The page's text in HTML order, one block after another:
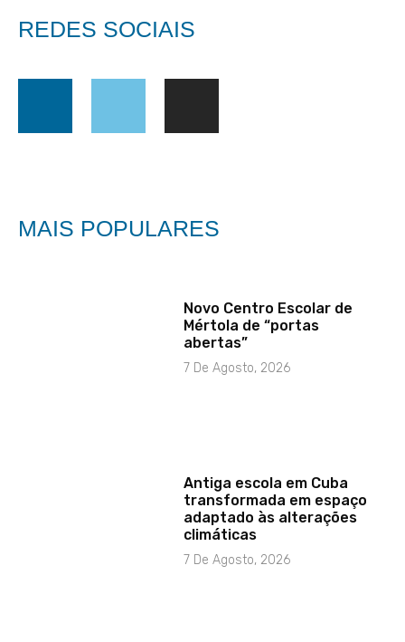
REDES SOCIAIS
MAIS POPULARES
Novo Centro Escolar de
Mértola de “portas
abertas”
7 De Agosto, 2026
Antiga escola em Cuba
transformada em espaço
adaptado às alterações
climáticas
7 De Agosto, 2026